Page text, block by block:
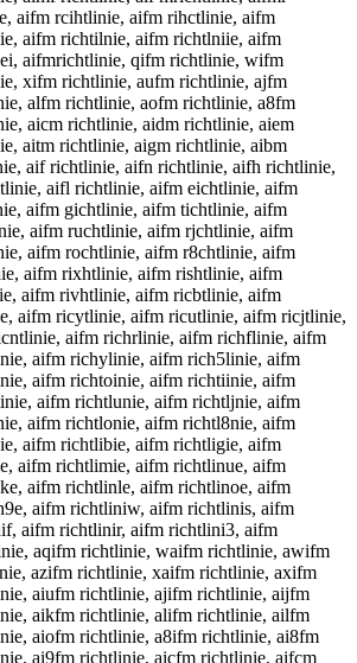
aifm rcihtlinie, aifm rihctlinie, aifm
aifm richtilnie, aifm richtlniie, aifm
aifmrichtlinie, qifm richtlinie, wifm
xifm richtlinie, aufm richtlinie, ajfm
alfm richtlinie, aofm richtlinie, a8fm
aicm richtlinie, aidm richtlinie, aiem
aitm richtlinie, aigm richtlinie, aibm
aif richtlinie, aifn richtlinie, aifh richtlinie,
aifl richtlinie, aifm eichtlinie, aifm
aifm gichtlinie, aifm tichtlinie, aifm
aifm ruchtlinie, aifm rjchtlinie, aifm
aifm rochtlinie, aifm r8chtlinie, aifm
aifm rixhtlinie, aifm rishtlinie, aifm
aifm rivhtlinie, aifm ricbtlinie, aifm
aifm ricytlinie, aifm ricutlinie, aifm ricjtlinie,
aifm richrlinie, aifm richflinie, aifm
aifm richylinie, aifm rich5linie, aifm
aifm richtoinie, aifm richtiinie, aifm
aifm richtlunie, aifm richtljnie, aifm
aifm richtlonie, aifm richtl8nie, aifm
aifm richtlibie, aifm richtligie, aifm
aifm richtlimie, aifm richtlinue, aifm
aifm richtlinle, aifm richtlinoe, aifm
aifm richtliniw, aifm richtlinis, aifm
aifm richtlinir, aifm richtlini3, aifm
aqifm richtlinie, waifm richtlinie, awifm
azifm richtlinie, xaifm richtlinie, axifm
aiufm richtlinie, ajifm richtlinie, aijfm
aikfm richtlinie, alifm richtlinie, ailfm
aiofm richtlinie, a8ifm richtlinie, ai8fm
ai9fm richtlinie, aicfm richtlinie, aifcm